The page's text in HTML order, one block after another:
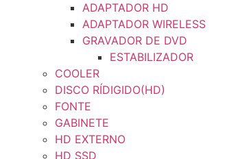
ADAPTADOR HD
ADAPTADOR WIRELESS
GRAVADOR DE DVD
ESTABILIZADOR
COOLER
DISCO RÍDIGIDO(HD)
FONTE
GABINETE
HD EXTERNO
HD SSD